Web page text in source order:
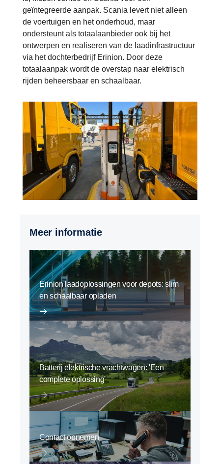
geïntegreerde aanpak. Scania levert niet alleen
de voertuigen en het onderhoud, maar
ondersteunt als totaalaanbieder ook bij het
ontwerpen en realiseren van de laadinfrastructuur
via het dochterbedrijf Erinion. Door deze
totaalaanpak wordt de overstap naar elektrisch
rijden beheersbaar en schaalbaar.
Meer informatie
Erinion laadoplossingen voor depots: slim
en schaalbaar opladen
Batterij elektrische vrachtwagen: 'Een
complete oplossing'
Contact opnemen